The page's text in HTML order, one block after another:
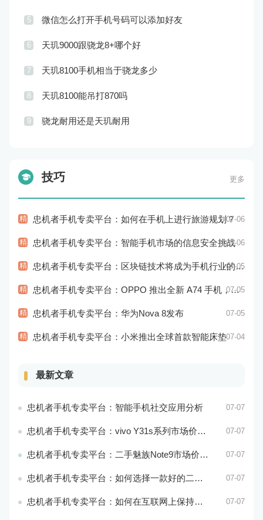
5 微信怎么打开手机号码可以添加好友
6 天玑9000跟骁龙8+哪个好
7 天玑8100手机相当于骁龙多少
8 天玑8100能吊打870吗
9 骁龙耐用还是天玑耐用
技巧 更多
精 忠机者手机专卖平台：如何在手机上进行旅游规划？07-06
精 忠机者手机专卖平台：智能手机市场的信息安全挑战07-06
精 忠机者手机专卖平台：区块链技术将成为手机行业的新的趋势07-05
精 忠机者手机专卖平台：OPPO 推出全新 A74 手机，采用 AMOLED 屏幕和大容量电池07-05
精 忠机者手机专卖平台：华为Nova 8发布 07-05
精 忠机者手机专卖平台：小米推出全球首款智能床垫07-04
最新文章
忠机者手机专卖平台：智能手机社交应用分析 07-07
忠机者手机专卖平台：vivo Y31s系列市场价格走势平稳 07-07
忠机者手机专卖平台：二手魅族Note9市场价格持续下跌 07-07
忠机者手机专卖平台：如何选择一款好的二手手机应用？ 07-07
忠机者手机专卖平台：如何在互联网上保持安全？ 07-07